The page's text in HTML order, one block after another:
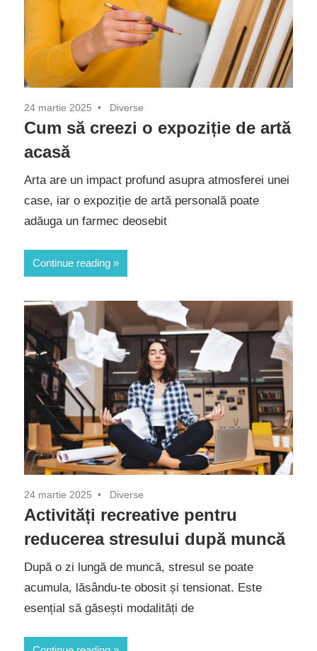
24 martie 2025 Diverse
Cum să creezi o expoziție de artă
acasă
Arta are un impact profund asupra atmosferei unei
case, iar o expoziție de artă personală poate
adăuga un farmec deosebit
Continue reading
24 martie 2025 Diverse
Activități recreative pentru
reducerea stresului după muncă
După o zi lungă de muncă, stresul se poate
acumula, lăsându-te obosit și tensionat. Este
esențial să găsești modalități de